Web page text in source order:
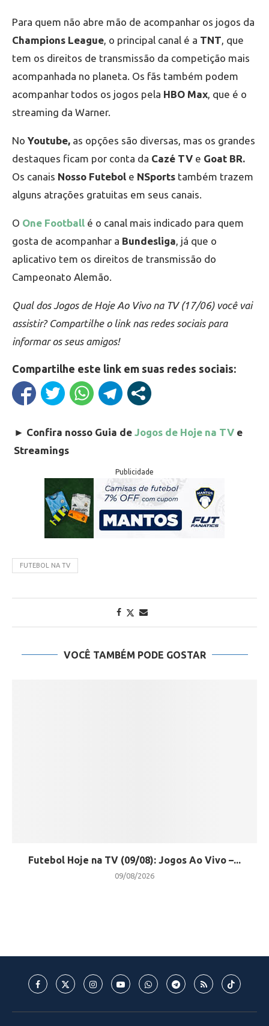
Para quem não abre mão de acompanhar os jogos da
Champions League, o principal canal é a TNT, que
tem os direitos de transmissão da competição mais
acompanhada no planeta. Os fãs também podem
acompanhar todos os jogos pela HBO Max, que é o
streaming da Warner.
No Youtube, as opções são diversas, mas os grandes
destaques ficam por conta da Cazé TV e Goat BR.
Os canais Nosso Futebol e NSports também trazem
alguns atrações gratuitas em seus canais.
O One Football é o canal mais indicado para quem
gosta de acompanhar a Bundesliga, já que o
aplicativo tem os direitos de transmissão do
Campeonato Alemão.
Qual dos Jogos de Hoje Ao Vivo na TV (17/06) você vai
assistir? Compartilhe o link nas redes sociais para
informar os seus amigos!
Compartilhe este link em suas redes sociais:
► Confira nosso Guia de Jogos de Hoje na TV e
Streamings
Publicidade
FUTEBOL NA TV
VOCÊ TAMBÉM PODE GOSTAR
Futebol Hoje na TV (09/08): Jogos Ao Vivo –...
09/08/2026